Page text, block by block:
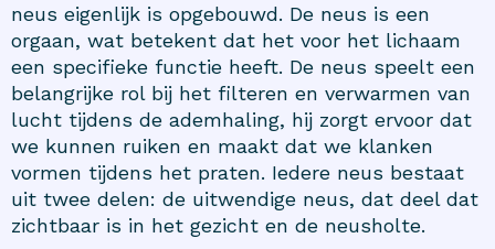
neus eigenlijk is opgebouwd. De neus is een
orgaan, wat betekent dat het voor het lichaam
een specifieke functie heeft. De neus speelt een
belangrijke rol bij het filteren en verwarmen van
lucht tijdens de ademhaling, hij zorgt ervoor dat
we kunnen ruiken en maakt dat we klanken
vormen tijdens het praten. Iedere neus bestaat
uit twee delen: de uitwendige neus, dat deel dat
zichtbaar is in het gezicht en de neusholte.